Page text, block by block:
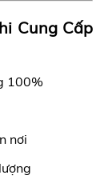
Cung Cấp
100%
nơi